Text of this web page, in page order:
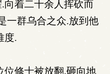
着二十余人挥砍而
一群乌合之众.放到他
度.
修士被放翻.砸向地